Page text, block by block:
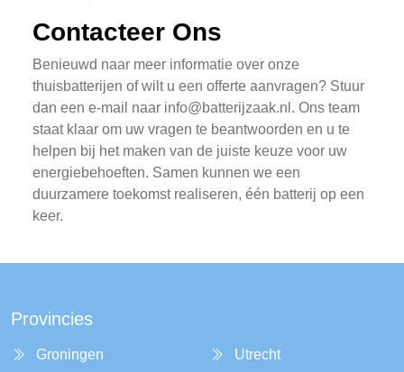
Contacteer Ons
Benieuwd naar meer informatie over onze
thuisbatterijen of wilt u een offerte aanvragen? Stuur
dan een e-mail naar info@batterijzaak.nl . Ons team
staat klaar om uw vragen te beantwoorden en u te
helpen bij het maken van de juiste keuze voor uw
energiebehoeften. Samen kunnen we een
duurzamere toekomst realiseren, één batterij op een
keer.
Provincies
Groningen
Utrecht